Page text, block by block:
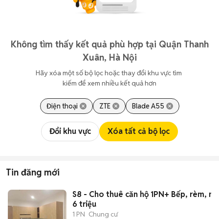
Không tìm thấy kết quả phù hợp tại Quận Thanh
Xuân, Hà Nội
Hãy xóa một số bộ lọc hoặc thay đổi khu vực tìm
kiếm để xem nhiều kết quả hơn
Điện thoại ZTE Blade A55
Đổi khu vực Xóa tất cả bộ lọc
Tin đăng mới
S8 - Cho thuê căn hộ 1PN+ Bếp, rèm,
6 triệu
1 PN Chung cư